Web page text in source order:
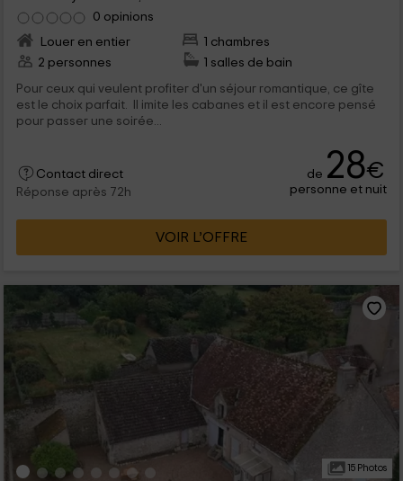
0 opinions
Louer en entier
1 chambres
2 personnes
1 salles de bain
Pour ceux qui veulent profiter d'un séjour romantique, ce gîte
est le choix parfait. Il imite les cabanes et il est encore pensé
pour passer une soirée...
Contact direct
Réponse après 72h
de 28€
personne et nuit
VOIR L’OFFRE
15 Photos